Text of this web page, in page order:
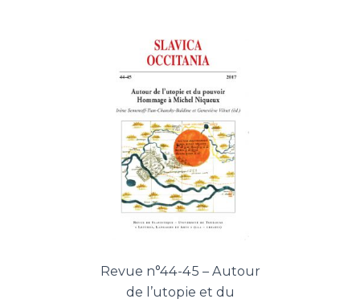
Revue n°44-45 – Autour
de l’utopie et du